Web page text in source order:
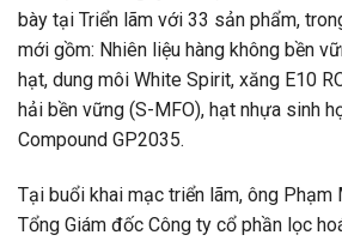
bày tại Triển lãm với 33 sản phẩm,
mới gồm: Nhiên liệu hàng không bền
hạt, dung môi White Spirit, xăng E10
hải bền vững (S-MFO), hạt nhựa sinh
Compound GP2035.
Tại buổi khai mạc triển lãm, ông Phạm
Tổng Giám đốc Công ty cổ phần lọc